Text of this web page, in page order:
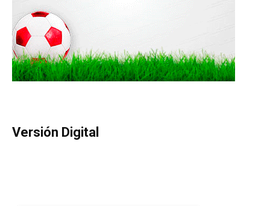
Versión Digital